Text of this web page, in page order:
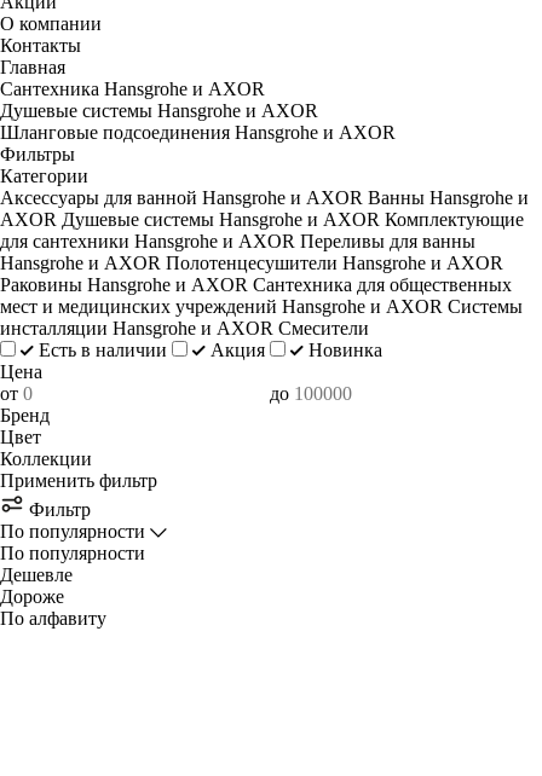
О компании
Контакты
Главная
Сантехника Hansgrohe и AXOR
Душевые системы Hansgrohe и AXOR
Шланговые подсоединения Hansgrohe и AXOR
Фильтры
Категории
Аксессуары для ванной Hansgrohe и AXOR Ванны Hansgrohe и
AXOR Душевые системы Hansgrohe и AXOR Комплектующие
для сантехники Hansgrohe и AXOR Переливы для ванны
Hansgrohe и AXOR Полотенцесушители Hansgrohe и AXOR
Раковины Hansgrohe и AXOR Сантехника для общественных
мест и медицинских учреждений Hansgrohe и AXOR Системы
инсталляции Hansgrohe и AXOR Смесители
Есть в наличии
Акция
Новинка
Цена
от
до
Бренд
Цвет
Коллекции
Применить фильтр
Фильтр
По популярности
По популярности
Дешевле
Дороже
По алфавиту